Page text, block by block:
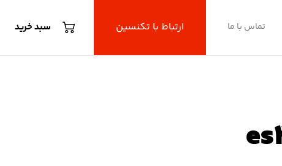
سبد خرید ارتباط با تکنسین تماس با ما